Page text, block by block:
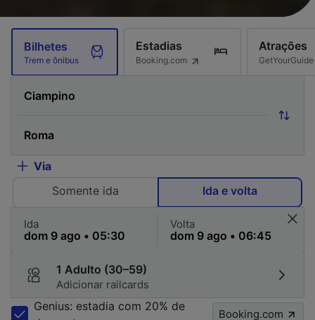
Bilhetes
Trem e ônibus
Estadias
Booking.com
Atrações
GetYourGuide
Via
Somente ida
Ida e volta
Ida Volta
1 Adulto (30–59)
Adicionar railcards
Genius: estadia com 20% de
Booking.com